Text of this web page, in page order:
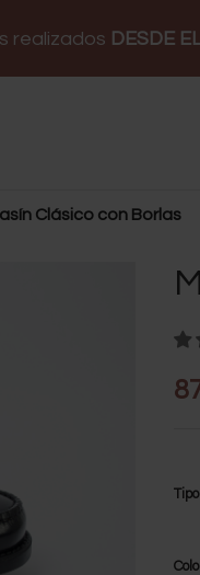
realizados DESDE
Clásico con Borlas